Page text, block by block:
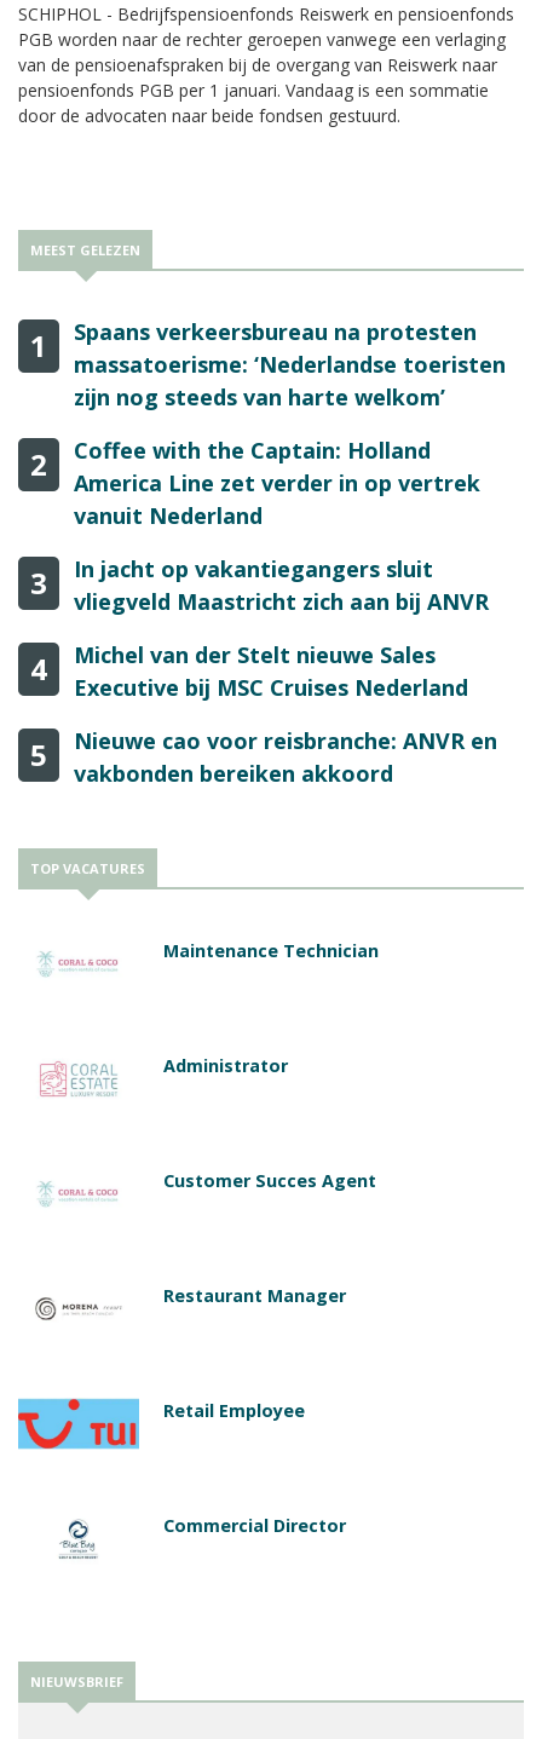
SCHIPHOL - Bedrijfspensioenfonds Reiswerk en pensioenfonds
PGB worden naar de rechter geroepen vanwege een verlaging
van de pensioenafspraken bij de overgang van Reiswerk naar
pensioenfonds PGB per 1 januari. Vandaag is een sommatie
door de advocaten naar beide fondsen gestuurd.
MEEST GELEZEN
1
Spaans verkeersbureau na protesten
massatoerisme: ‘Nederlandse toeristen
zijn nog steeds van harte welkom’
2
Coffee with the Captain: Holland
America Line zet verder in op vertrek
vanuit Nederland
3
In jacht op vakantiegangers sluit
vliegveld Maastricht zich aan bij ANVR
4
Michel van der Stelt nieuwe Sales
Executive bij MSC Cruises Nederland
5
Nieuwe cao voor reisbranche: ANVR en
vakbonden bereiken akkoord
TOP VACATURES
Maintenance Technician
Administrator
Customer Succes Agent
Restaurant Manager
Retail Employee
Commercial Director
NIEUWSBRIEF